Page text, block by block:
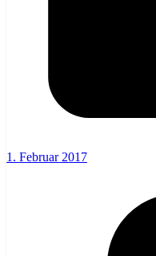
1. Februar 2017